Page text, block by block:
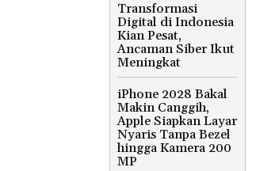
Transformasi
Digital di Indonesia
Kian Pesat,
Ancaman Siber Ikut
Meningkat
iPhone 2028 Bakal
Makin Canggih,
Apple Siapkan Layar
Nyaris Tanpa Bezel
hingga Kamera 200
MP